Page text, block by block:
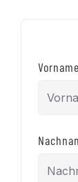
Vorname